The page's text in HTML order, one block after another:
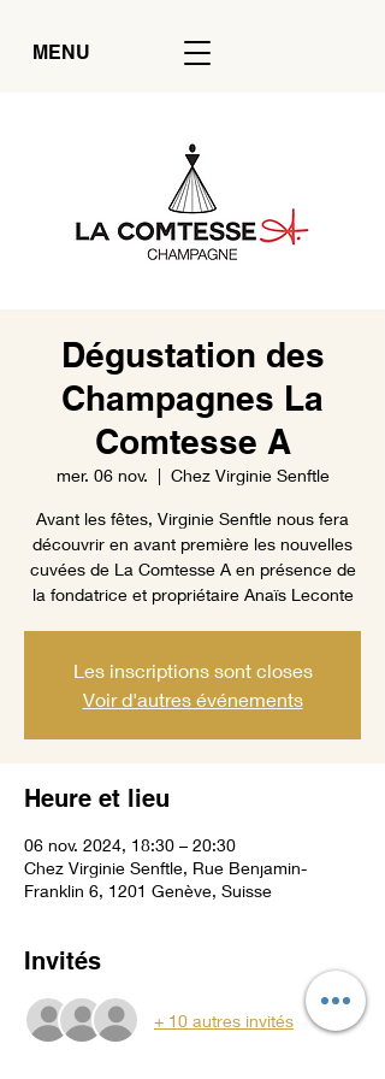
MENU
Dégustation des
Champagnes La
Comtesse A
mer. 06 nov.
  |
Chez Virginie Senftle
Avant les fêtes, Virginie Senftle nous fera
découvrir en avant première les nouvelles
cuvées de La Comtesse A en présence de
la fondatrice et propriétaire Anaïs Leconte
Les inscriptions sont closes
Voir d'autres événements
Heure et lieu
06 nov. 2024, 18:30 – 20:30
Chez Virginie Senftle, Rue Benjamin-
Franklin 6, 1201 Genève, Suisse
Invités
+ 10 autres invités